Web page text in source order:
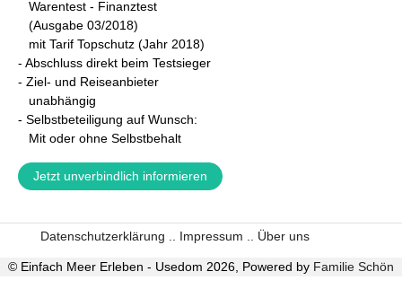
Warentest - Finanztest
(Ausgabe 03/2018)
mit Tarif Topschutz (Jahr 2018)
- Abschluss direkt beim Testsieger
- Ziel- und Reiseanbieter
unabhängig
- Selbstbeteiligung auf Wunsch:
Mit oder ohne Selbstbehalt
Jetzt unverbindlich informieren
Datenschutzerklärung . . Impressum . . Über uns
© Einfach Meer Erleben - Usedom 2026, Powered by Familie Schön